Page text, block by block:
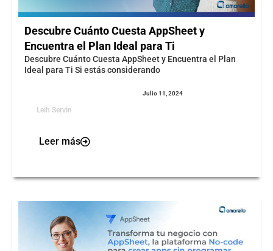
Descubre Cuánto Cuesta AppSheet y
Encuentra el Plan Ideal para Ti
Descubre Cuánto Cuesta AppSheet y Encuentra el Plan
Ideal para Ti Si estás considerando
Leih Servin
Julio 11, 2024
Leer más